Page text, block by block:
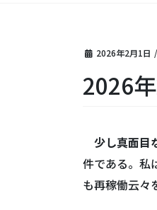
2026年2月1日
2026
少し真面目
件である。私
も再稼働云々